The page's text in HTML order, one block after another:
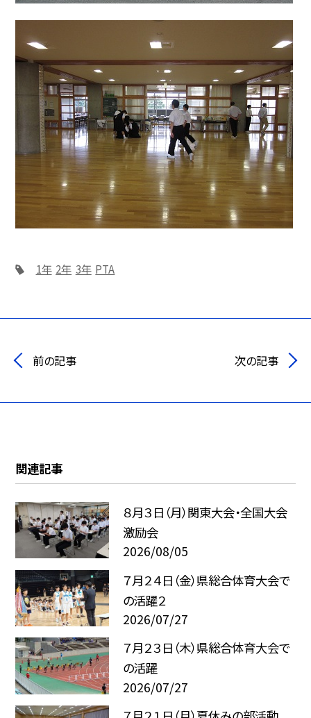
1年 2年 3年 PTA
前の記事 次の記事
関連記事
８月３日（月）関東大会・全国大会
激励会
2026/08/05
７月２４日（金）県総合体育大会で
の活躍２
2026/07/27
７月２３日（木）県総合体育大会で
の活躍
2026/07/27